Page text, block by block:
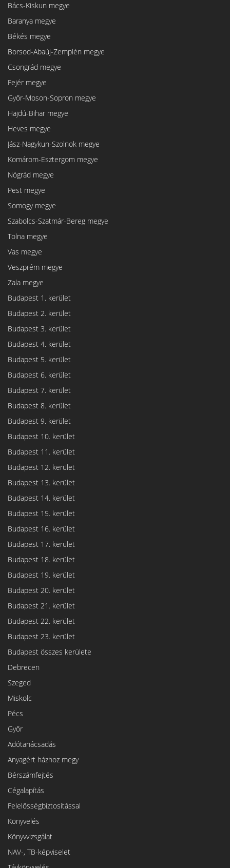
Bács-Kiskun megye
Baranya megye
Békés megye
Borsod-Abaúj-Zemplén megye
Csongrád megye
Fejér megye
Győr-Moson-Sopron megye
Hajdú-Bihar megye
Heves megye
Jász-Nagykun-Szolnok megye
Komárom-Esztergom megye
Nógrád megye
Pest megye
Somogy megye
Szabolcs-Szatmár-Bereg megye
Tolna megye
Vas megye
Veszprém megye
Zala megye
Budapest 1. kerület
Budapest 2. kerület
Budapest 3. kerület
Budapest 4. kerület
Budapest 5. kerület
Budapest 6. kerület
Budapest 7. kerület
Budapest 8. kerület
Budapest 9. kerület
Budapest 10. kerület
Budapest 11. kerület
Budapest 12. kerület
Budapest 13. kerület
Budapest 14. kerület
Budapest 15. kerület
Budapest 16. kerület
Budapest 17. kerület
Budapest 18. kerület
Budapest 19. kerület
Budapest 20. kerület
Budapest 21. kerület
Budapest 22. kerület
Budapest 23. kerület
Budapest összes kerülete
Debrecen
Szeged
Miskolc
Pécs
Győr
Adótanácsadás
Anyagért házhoz megy
Bérszámfejtés
Cégalapítás
Felelősségbiztosítással
Könyvelés
Könyvvizsgálat
NAV-, TB-képviselet